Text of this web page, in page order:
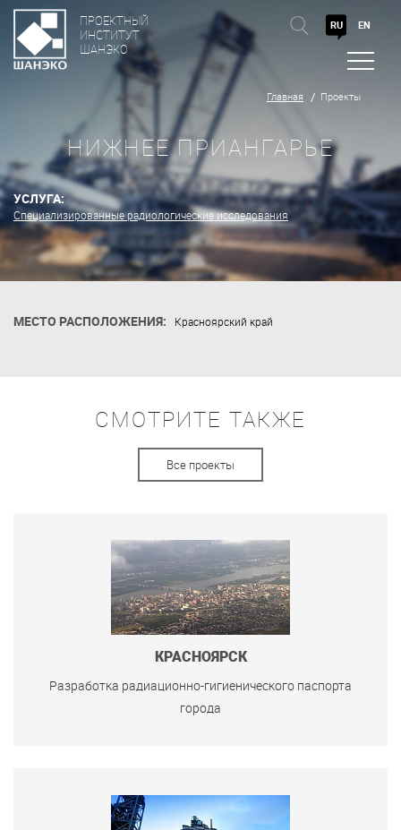
ПРОЕКТНЫЙ
ИНСТИТУТ
ШАНЭКО
RU EN
НИЖНЕЕ ПРИАНГАРЬЕ
УСЛУГА:
Специализированные радиологические исследования
Главная Проекты
МЕСТО РАСПОЛОЖЕНИЯ: Красноярский край
СМОТРИТЕ ТАКЖЕ
Все проекты
КРАСНОЯРСК
Разработка радиационно-гигиенического паспорта
города